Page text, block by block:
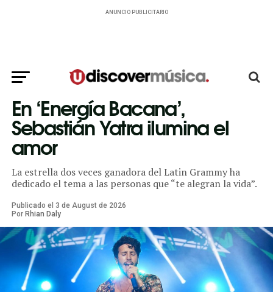
ANUNCIO PUBLICITARIO
En ‘Energía Bacana’,
Sebastián Yatra ilumina el
amor
La estrella dos veces ganadora del Latin Grammy ha
dedicado el tema a las personas que “te alegran la vida”.
Publicado el 3 de August de 2026
Por Rhian Daly